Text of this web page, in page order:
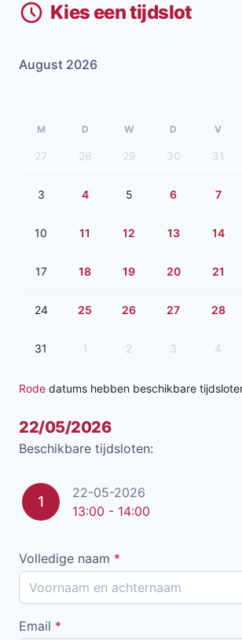
Kies een tijdslot
August 2026
M D W D V
27 28 29 30 31
3 4 5 6 7
10 11 12 13 14
17 18 19 20 21
24 25 26 27 28
31 1 2 3 4
Rode datums hebben beschikbare
22/05/2026
Beschikbare tijdsloten:
1
22-05-2026
13:00 - 14:00
Volledige naam *
Email *